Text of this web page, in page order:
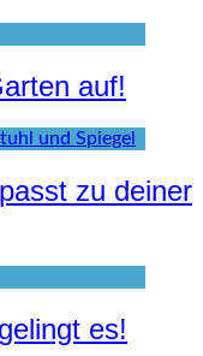
auf!
zu deiner
es!